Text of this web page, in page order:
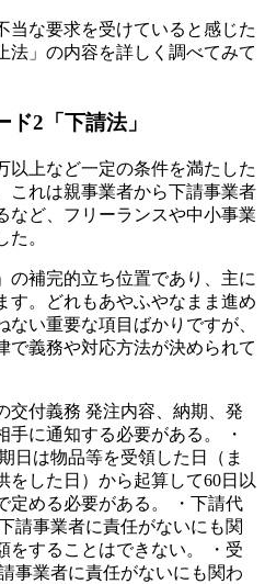
当な要求を受けていると感じた
法」の内容を詳しく調べてみて
2「下請法」
以上など一定の条件を満たした
これは親事業者から下請事業者
ど、 フリーランスや中小事業
。
の補完的立ち位置であり、主に
す。どれもあやふやなまま進め
い重要な項目ばかりですが、
で義務や対応方法が決められて
交付義務 発注内容、納期、発
手に通知する必要がある。
・
日は物品等を受領した日（ま
をした日）から起算して60日以
定める必要がある。
・下請代
請事業者に責任がないにも関
をすることはできない。
・受
事業者に責任がないにも関わ